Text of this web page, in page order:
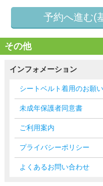
予約へ進む(
その他
インフォメーション
シートベルト着用のお願い
未成年保護者同意書
ご利用案内
プライバシーポリシー
よくあるお問い合わせ